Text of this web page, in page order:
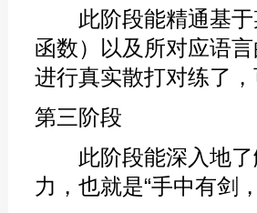
此阶段能精通基于
函数）以及所对应语
进行真实散打对练了
第三阶段
此阶段能深入地了
力，也就是“手中有剑